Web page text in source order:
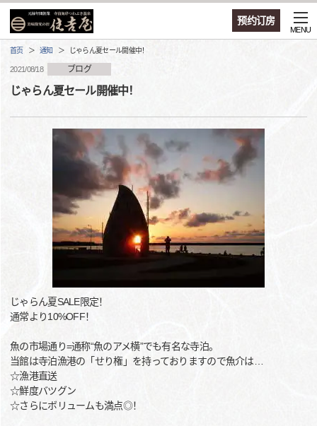
预约订房
MENU
首页 通知 じゃらん夏セール開催中！
2021/08/18 ブログ
じゃらん夏セール開催中！
じゃらん夏SALE限定！
通常より10%OFF！
魚の市場通り=通称“魚のアメ横”でも有名な寺泊。
当館は寺泊漁港の「せり権」を持っておりますので魚介は…
☆漁港直送
☆鮮度バツグン
☆さらにボリュームも満点◎！